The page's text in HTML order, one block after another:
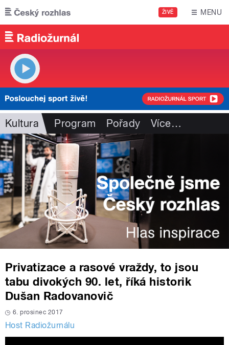
Přejít k hlavnímu obsahu
ŽIVĚ MENU
Kultura Program Pořady Více…
Privatizace a rasové vraždy, to jsou
tabu divokých 90. let, říká historik
Dušan Radovanovič
6. prosinec 2017
Host Radiožurnálu